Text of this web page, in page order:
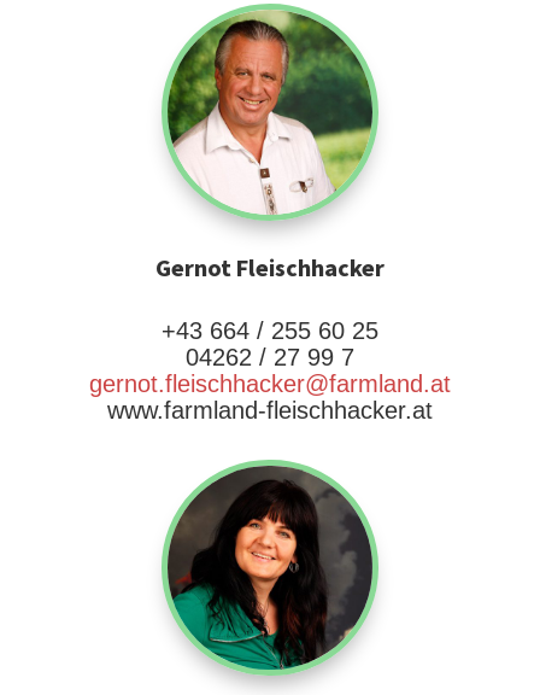
Gernot Fleischhacker
+43 664 / 255 60 25
04262 / 27 99 7
gernot.fleischhacker@farmland.at
www.farmland-fleischhacker.at